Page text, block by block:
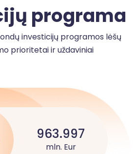
programa
investicijų programos lėšų
prioritetai ir uždaviniai
963.997
mln. Eur